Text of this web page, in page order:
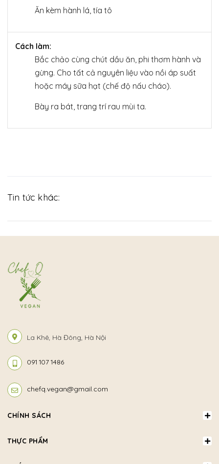
Ăn kèm hành lá, tía tô
Cách làm:
Bắc chảo cùng chút dầu ăn, phi thơm hành và
gừng. Cho tất cả nguyên liệu vào nồi áp suất
hoặc máy sữa hạt (chế độ nấu cháo).
Bày ra bát, trang trí rau mùi ta.
Tin tức khác:
La Khê, Hà Đông, Hà Nội
091 107 1486
chefq.vegan@gmail.com
CHÍNH SÁCH
THỰC PHẨM